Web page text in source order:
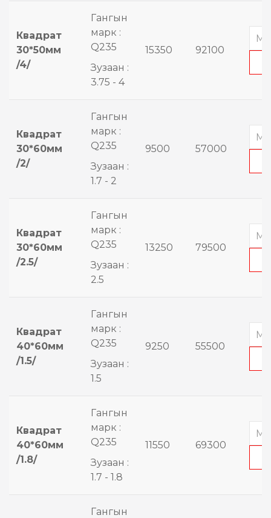
Квадрат
30*50мм
/4/
Гангын
марк :
Q235
Зузаан :
3.75 - 4
15350 92100
Квадрат
30*60мм
/2/
Гангын
марк :
Q235
Зузаан :
1.7 - 2
9500 57000
Квадрат
30*60мм
/2.5/
Гангын
марк :
Q235
Зузаан :
2.5
13250 79500
Квадрат
40*60мм
/1.5/
Гангын
марк :
Q235
Зузаан :
1.5
9250 55500
Квадрат
40*60мм
/1.8/
Гангын
марк :
Q235
Зузаан :
1.7 - 1.8
11550 69300
Гангын